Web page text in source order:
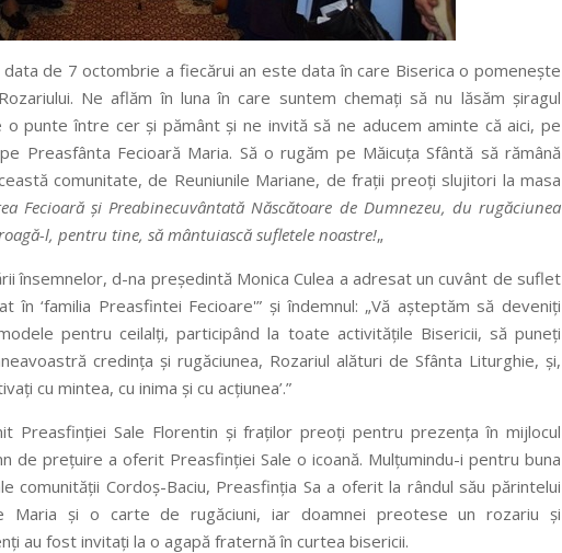
data de 7 octombrie a fiecărui an este data în care Biserica o pomenește
Ne aflăm în luna în care suntem chemați să nu lăsăm șiragul
o punte între cer și pământ și ne invită să ne aducem aminte că aici, pe
Preasfânta Fecioară Maria. Să o rugăm pe Măicuța Sfântă să rămână
comunitate, de Reuniunile Mariane, de frații preoți slujitori la masa
Fecioară și Preabinecuvântată Născătoare de Dumnezeu, du rugăciunea
l, pentru tine, să mântuiască sufletele noastre!„
însemnelor, d-na președintă Monica Culea a adresat un cuvânt de suflet
‘familia Preasfintei Fecioare'” și îndemnul: „Vă așteptăm să deveniți
pentru ceilalți, participând la toate activitățile Bisericii, să puneți
credința și rugăciunea, Rozariul alături de Sfânta Liturghie, și,
cu mintea, cu inima și cu acțiunea’.”
Preasfinției Sale Florentin și fraților preoți pentru prezența în mijlocul
de prețuire a oferit Preasfinției Sale o icoană. Mulțumindu-i pentru buna
comunității Cordoș-Baciu, Preasfinția Sa a oferit la rândul său părintelui
Maria și o carte de rugăciuni, iar doamnei preotese un rozariu și
au fost invitați la o agapă fraternă în curtea bisericii.